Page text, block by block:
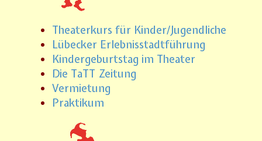
Theaterkurs für Kinder/Jugendliche
Lübecker Erlebnisstadtführung
Kindergeburtstag im Theater
Die TaTT Zeitung
Vermietung
Praktikum